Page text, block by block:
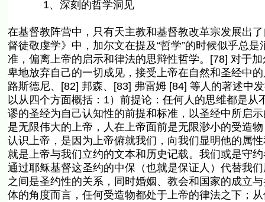
1、深刻的哲学洞见
在基督教阵营中，只有天主教和基督教改革宗发展出
督徒敬虔学》中，加尔文在提及“哲学”的时候似乎总
准，偏离上帝的启示和律法的思辩性哲学。[78] 对于
卑地放弃自己的一切成见，接受上帝在自然和圣经中
路斯德尼、[82] 邦森、[83] 弗雷姆 [84] 等人的著述中
以从四个方面概括：1）前提论：任何人的思维都是
谬的圣经为自己认知性的前提和标准，以圣经中所启
是无限伟大的上帝，人在上帝面前是无限渺小的受造
认识上帝，是因为上帝俯就我们，向我们显明他的属
就是上帝与我们立约的文本和历史记载。我们或是守
通过耶稣基督这圣约的中保（也就是保证人）代替我
之间是圣约性的关系，同时婚姻、教会和国家的成立
体的角度而言，任何受造物都处于上帝的律法之下；